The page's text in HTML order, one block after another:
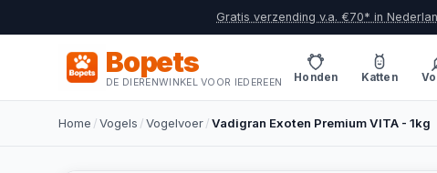
Gratis verzending v.a. €70* in
Bopets
DE DIERENWINKEL VOOR IEDEREEN Honden Katten
Home /Vogels /Vogelvoer/Vadigran Exoten Premium VITA - 1kg